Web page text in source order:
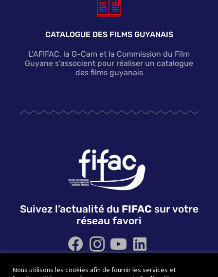
CATALOGUE DES FILMS GUYANAIS
L’AFIFAC, la G-Cam et la Commission du Film
Guyane s’associent pour réaliser un catalogue
des films guyanais
Suivez l’actualité du FIFAC sur votre
réseau favori
QUI SOMMES NOUS ? NOS PARTENAIRES
Nous utilisons les cookies afin de fournir les services et